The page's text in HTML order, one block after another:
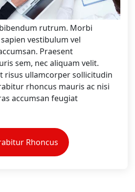
rutrum. Morbi
vestibulum vel
Praesent
sem, nec aliquam velit.
risus ullamcorper sollicitudin
rhoncus mauris ac nisi
accumsan feugiat
Rhoncus